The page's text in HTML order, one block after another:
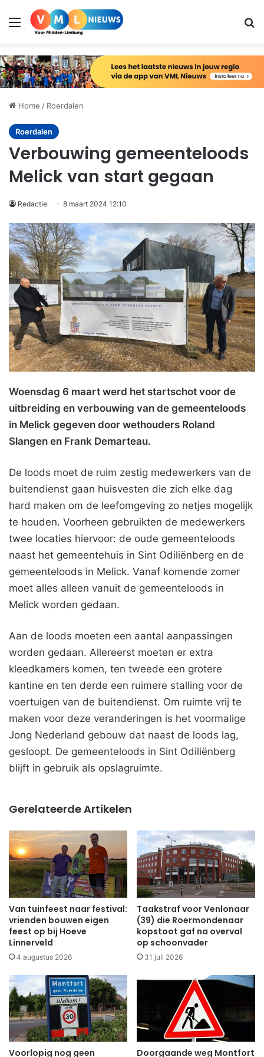
Menu
Home / Roerdalen
Roerdalen
Verbouwing gemeenteloods
Melick van start gegaan
Redactie 8 maart 2024 12:10
Woensdag 6 maart werd het startschot voor de
uitbreiding en verbouwing van de gemeenteloods
in Melick gegeven door wethouders Roland
Slangen en Frank Demarteau.
De loods moet de ruim zestig medewerkers van de
buitendienst gaan huisvesten die zich elke dag
hard maken om de leefomgeving zo netjes mogelijk
te houden. Voorheen gebruikten de medewerkers
twee locaties hiervoor: de oude gemeenteloods
naast het gemeentehuis in Sint Odiliënberg en de
gemeenteloods in Melick. Vanaf komende zomer
moet alles alleen vanuit de gemeenteloods in
Melick worden gedaan.
Aan de loods moeten een aantal aanpassingen
worden gedaan. Allereerst moeten er extra
kleedkamers komen, ten tweede een grotere
kantine en ten derde een ruimere stalling voor de
voertuigen van de buitendienst. Om ruimte vrij te
maken voor deze veranderingen is het voormalige
Jong Nederland gebouw dat naast de loods lag,
gesloopt. De gemeenteloods in Sint Odiliënberg
blijft in gebruik als opslagruimte.
Gerelateerde Artikelen
Van tuinfeest naar festival:
vrienden bouwen eigen
feest op bij Hoeve
Linnerveld
4 augustus 2026
Taakstraf voor Venlonaar
(39) die Roermondenaar
kopstoot gaf na overval
op schoonvader
31 juli 2026
Voorlopig nog geen Doorgaande weg Montfort